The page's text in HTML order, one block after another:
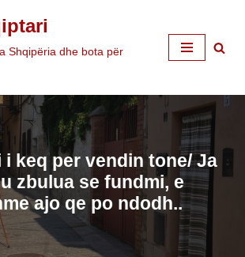
Shqipëria dhe bota për
i keq per vendin tone/ Ja
zbulua se fundmi, e
ajo qe po ndodh..